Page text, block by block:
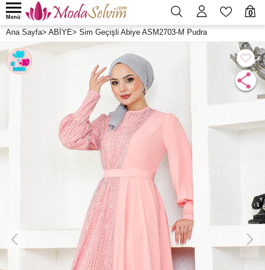
0
Menü
Ana Sayfa> ABİYE> Sim Geçişli Abiye ASM2703-M Pudra